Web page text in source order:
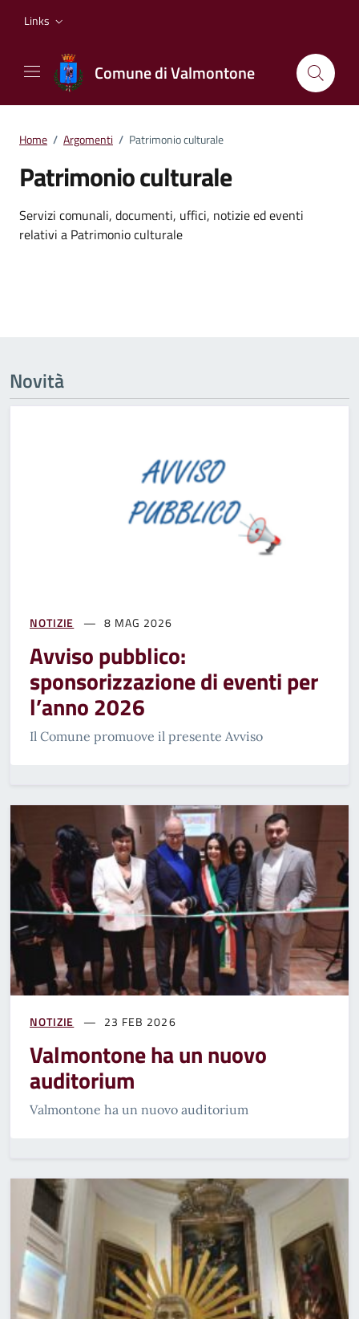
Links
Comune di Valmontone
Home / Argomenti / Patrimonio culturale
Patrimonio culturale
Dettagli dell'argomento
Servizi comunali, documenti, uffici, notizie ed eventi
relativi a Patrimonio culturale
Novità
NOTIZIE 8 MAG 2026
Avviso pubblico:
sponsorizzazione di eventi per
l’anno 2026
Il Comune promuove il presente Avviso
NOTIZIE 23 FEB 2026
Valmontone ha un nuovo
auditorium
Valmontone ha un nuovo auditorium